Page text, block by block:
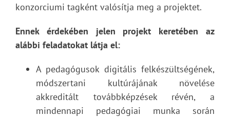
konzorciumi tagként valósítja meg a projektet.
Ennek érdekében jelen projekt keretében az
alábbi feladatokat látja el:
A pedagógusok digitális felkészültségének,
módszertani kultúrájának növelése
akkreditált továbbképzések révén, a
mindennapi pedagógiai munka során